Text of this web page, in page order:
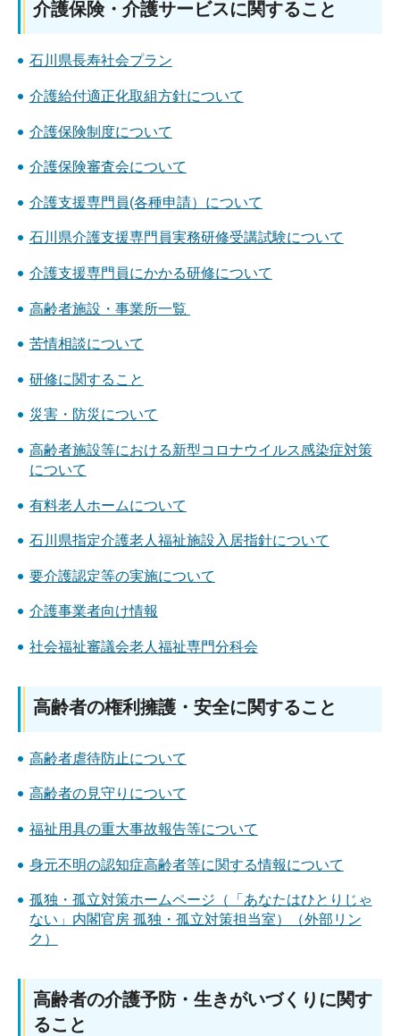
介護保険・介護サービスに関すること
石川県長寿社会プラン
介護給付適正化取組方針について
介護保険制度について
介護保険審査会について
介護支援専門員(各種申請）について
石川県介護支援専門員実務研修受講試験について
介護支援専門員にかかる研修について
高齢者施設・事業所一覧
苦情相談について
研修に関すること
災害・防災について
高齢者施設等における新型コロナウイルス感染症対策
について
有料老人ホームについて
石川県指定介護老人福祉施設入居指針について
要介護認定等の実施について
介護事業者向け情報
社会福祉審議会老人福祉専門分科会
高齢者の権利擁護・安全に関すること
高齢者虐待防止について
高齢者の見守りについて
福祉用具の重大事故報告等について
身元不明の認知症高齢者等に関する情報について
孤独・孤立対策ホームページ（「あなたはひとりじゃ
ない」内閣官房 孤独・孤立対策担当室）（外部リン
ク）
高齢者の介護予防・生きがいづくりに関す
ること